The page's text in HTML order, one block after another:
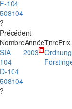
F-104
508104
?
Précédent
NombreAnnéeTitre
SIA
104
D-104
508104
?
2003